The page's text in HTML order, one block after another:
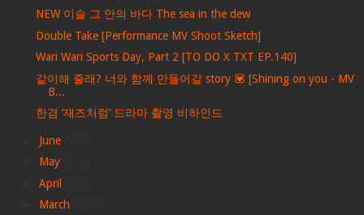
NEW 이슬 그 안의 바다 The sea in the dew
Double Take [Performance MV Shoot Sketch]
Wari Wari Sports Day, Part 2 [TO DO X TXT EP.140]
같이해 줄래? 너와 함께 만들어갈 story 💟 [Shining on you - MV
B...
한겸 ‘재즈처럼’ 드라마 촬영 비하인드
June
May
April
March